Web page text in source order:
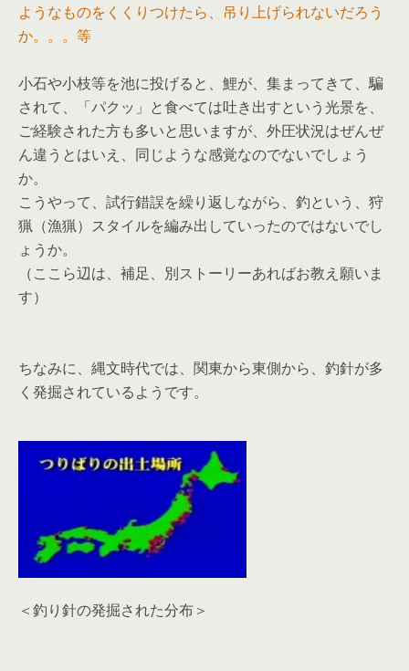
ようなものをくくりつけたら、吊り上げられないだろう
か。。。等
小石や小枝等を池に投げると、鯉が、集まってきて、騙
されて、「パクッ」と食べては吐き出すという光景を、
ご経験された方も多いと思いますが、外圧状況はぜんぜ
ん違うとはいえ、同じような感覚なのでないでしょう
か。
こうやって、試行錯誤を繰り返しながら、釣という、狩
猟（漁猟）スタイルを編み出していったのではないでし
ょうか。
（ここら辺は、補足、別ストーリーあればお教え願いま
す）
ちなみに、縄文時代では、関東から東側から、釣針が多
く発掘されているようです。
＜釣り針の発掘された分布＞